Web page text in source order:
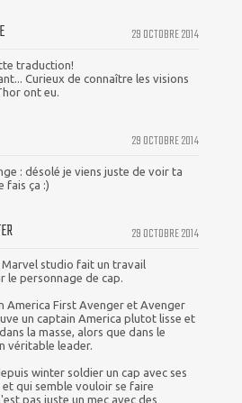
29 OCTOBRE 2014
traduction!
Curieux de connaître les visions
ont eu.
29 OCTOBRE 2014
: désolé je viens juste de voir ta
fais ça :)
29 OCTOBRE 2014
studio fait un travail
le personnage de cap.
America First Avenger et Avenger
un captain America plutot lisse et
la masse, alors que dans le
véritable leader.
winter soldier un cap avec ses
qui semble vouloir se faire
pas juste un mec avec des